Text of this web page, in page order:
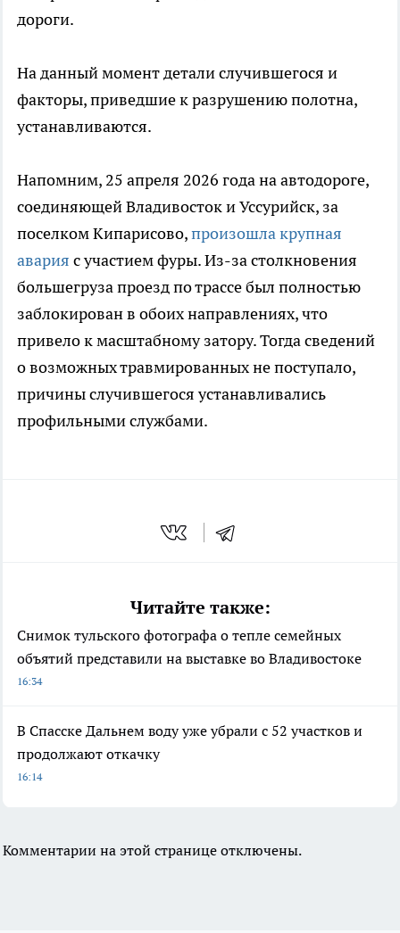
дороги.
На данный момент детали случившегося и
факторы, приведшие к разрушению полотна,
устанавливаются.
Напомним, 25 апреля 2026 года на автодороге,
соединяющей Владивосток и Уссурийск, за
поселком Кипарисово,произошла крупная
авария с участием фуры. Из-за столкновения
большегруза проезд по трассе был полностью
заблокирован в обоих направлениях, что
привело к масштабному затору. Тогда сведений
о возможных травмированных не поступало,
причины случившегося устанавливались
профильными службами.
Читайте также:
Снимок тульского фотографа о тепле семейных
объятий представили на выставке во Владивостоке
16:34
В Спасске Дальнем воду уже убрали с 52 участков и
продолжают откачку
16:14
Комментарии на этой странице отключены.